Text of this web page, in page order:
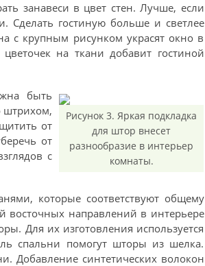
занавеси в цвет стен. Лучше, если
Сделать гостиную больше и светлее
с крупным рисунком украсят окно в
на ткани добавит гостиной
Рисунок 3. Яркая подкладка
для штор внесет
разнообразие в интерьер
комнаты.
быть
штрихом,
от
от
с
которые соответствуют общему
восточных направлений в интерьере
Для их изготовления используется
спальни помогут шторы из шелка.
Добавление синтетических волокон